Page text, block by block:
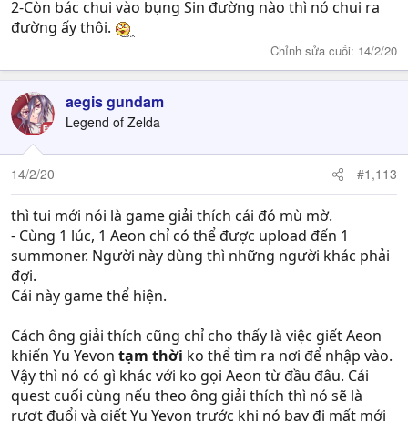
2-Còn bác chui vào bụng Sin đường nào thì nó chui ra
đường ấy thôi.
Chỉnh sửa cuối: 14/2/20
aegis gundam
Legend of Zelda
14/2/20 #1,113
thì tui mới nói là game giải thích cái đó mù mờ.
- Cùng 1 lúc, 1 Aeon chỉ có thể được upload đến 1
summoner. Người này dùng thì những người khác phải
đợi.
Cái này game thể hiện.
Cách ông giải thích cũng chỉ cho thấy là việc giết Aeon
khiến Yu Yevon tạm thời ko thể tìm ra nơi để nhập vào.
Vậy thì nó có gì khác với ko gọi Aeon từ đầu đâu. Cái
quest cuối cùng nếu theo ông giải thích thì nó sẽ là
rượt đuổi và giết Yu Yevon trước khi nó bay đi mất mới